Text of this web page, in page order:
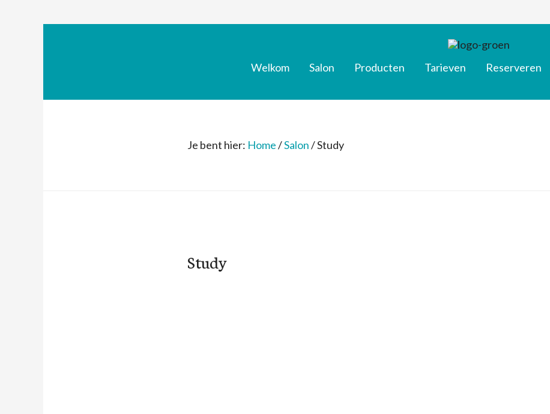
Welkom Salon Producten Tarieven Reserveren
Je bent hier: Home/Salon/Study
Study